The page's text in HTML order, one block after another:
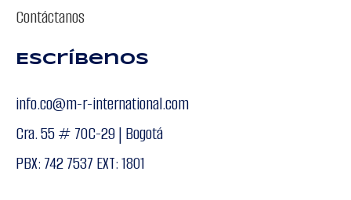
Contáctanos
Escríbenos
info.co@m-r-international.com
Cra. 55 # 70C-29 | Bogotá
PBX: 742 7537 EXT: 1801